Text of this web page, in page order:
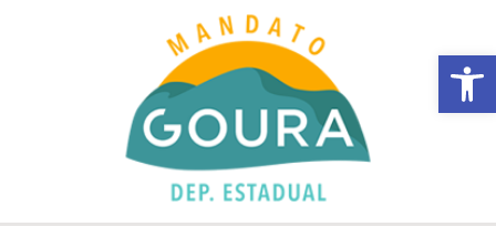
Abrir